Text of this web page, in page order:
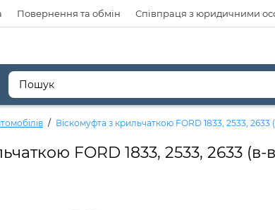
Повернення та обмін Співпраця з юридичними
Віскомуфта з крильчаткою FORD 1833, 2533, 2633
FORD 1833, 2533, 2633